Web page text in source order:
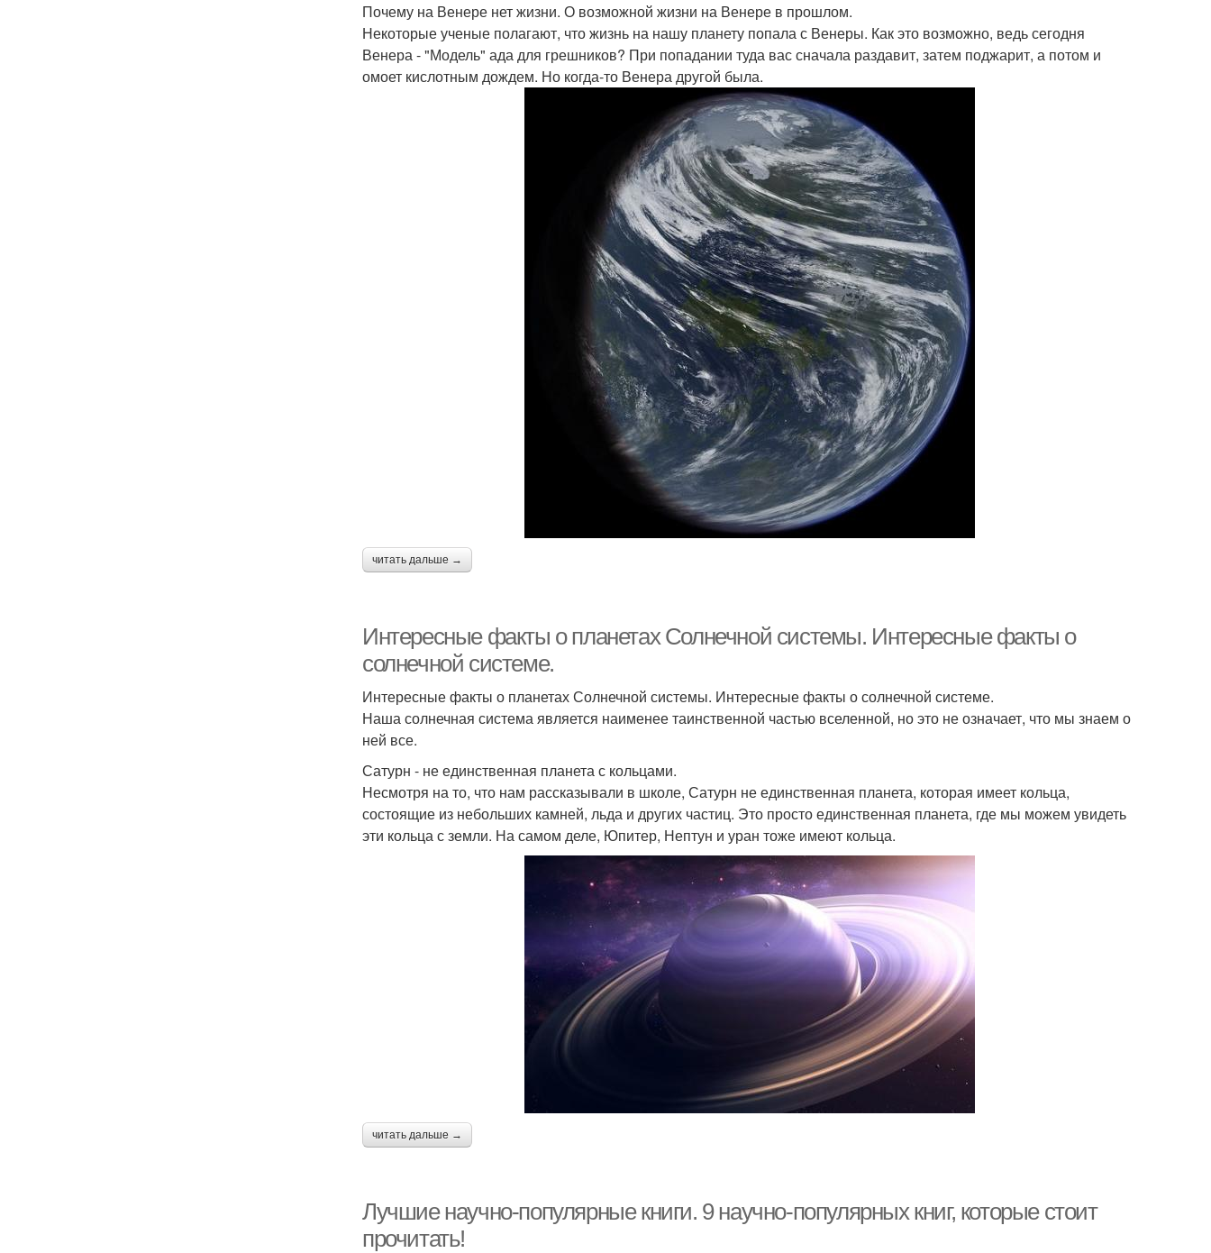
Почему на Венере нет жизни. О возможной жизни на Венере в прошлом.
Некоторые ученые полагают, что жизнь на нашу планету попала с Венеры. Как это возможно, ведь сегодня
Венера - "Модель" ада для грешников? При попадании туда вас сначала раздавит, затем поджарит, а потом и
омоет кислотным дождем. Но когда-то Венера другой была.
читать дальше →
Интересные факты о планетах Солнечной системы. Интересные факты о
солнечной системе.
Интересные факты о планетах Солнечной системы. Интересные факты о солнечной системе.
Наша солнечная система является наименее таинственной частью вселенной, но это не означает, что мы знаем о
ней все.
Сатурн - не единственная планета с кольцами.
Несмотря на то, что нам рассказывали в школе, Сатурн не единственная планета, которая имеет кольца,
состоящие из небольших камней, льда и других частиц. Это просто единственная планета, где мы можем увидеть
эти кольца с земли. На самом деле, Юпитер, Нептун и уран тоже имеют кольца.
читать дальше →
Лучшие научно-популярные книги. 9 научно-популярных книг, которые стоит
прочитать!